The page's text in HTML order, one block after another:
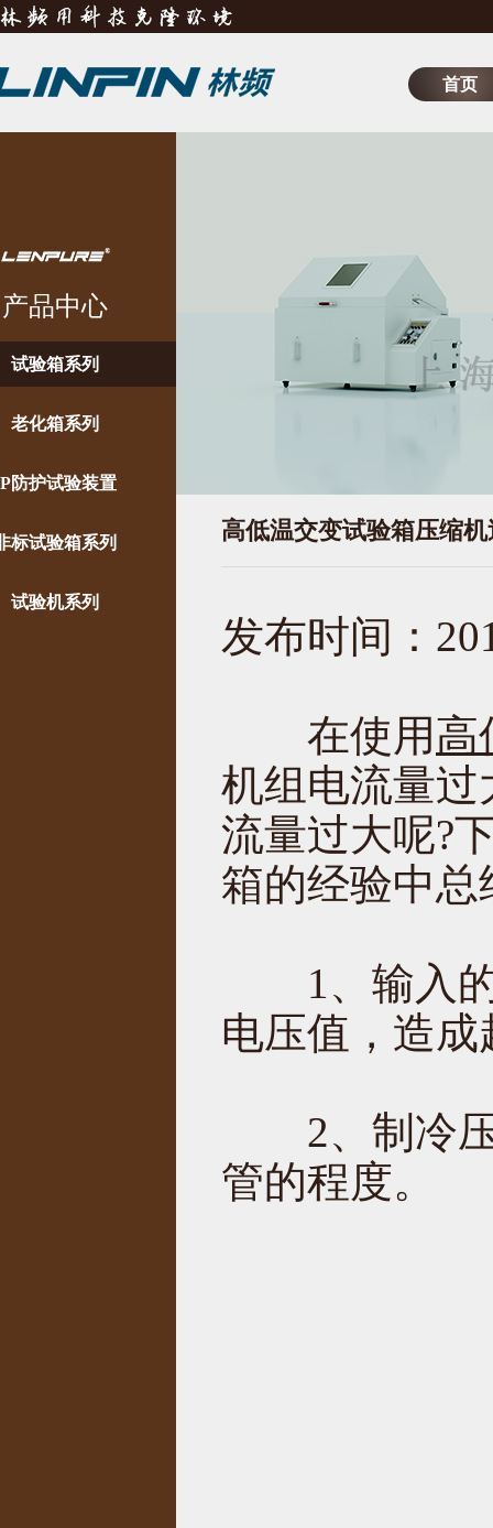
首页
产品中心
试验箱系列
老化箱系列
防护试验装置
标试验箱系列
试验机系列
高低温交变试验箱压缩
发布时间：
在使用高
机组电流量
流量过大呢?
箱的经验中
1、输入的
电压值，造
2、制冷压
管的程度。